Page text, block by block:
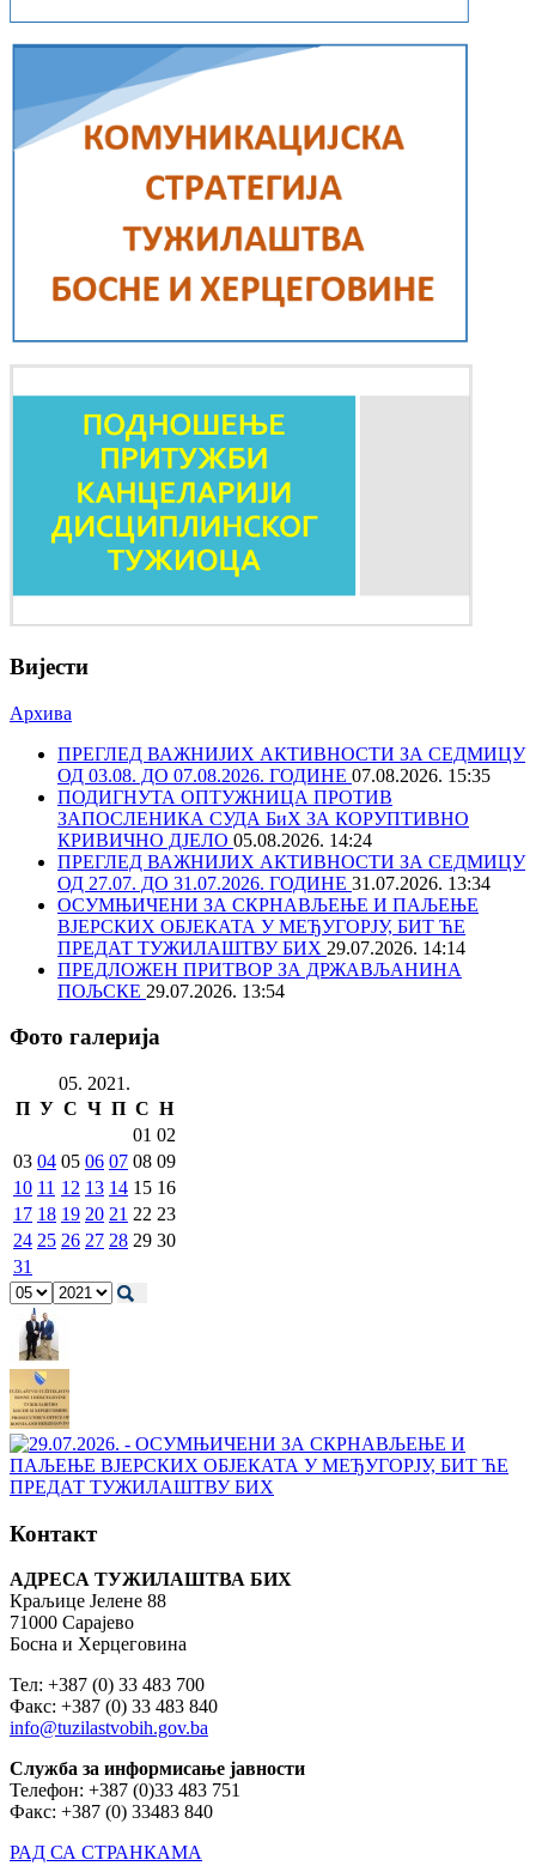
Вијести
Архива
ПРЕГЛЕД ВАЖНИЈИХ АКТИВНОСТИ ЗА СЕДМИЦУ
ОД 03.08. ДО 07.08.2026. ГОДИНЕ 07.08.2026. 15:35
ПОДИГНУТА ОПТУЖНИЦА ПРОТИВ
ЗАПОСЛЕНИКА СУДА БиХ ЗА КОРУПТИВНО
КРИВИЧНО ДЈЕЛО 05.08.2026. 14:24
ПРЕГЛЕД ВАЖНИЈИХ АКТИВНОСТИ ЗА СЕДМИЦУ
ОД 27.07. ДО 31.07.2026. ГОДИНЕ 31.07.2026. 13:34
ОСУМЊИЧЕНИ ЗА СКРНАВЉЕЊЕ И ПАЉЕЊЕ
ВЈЕРСКИХ ОБЈЕКАТА У МЕЂУГОРЈУ, БИТ ЋЕ
ПРЕДАТ ТУЖИЛАШТВУ БИХ 29.07.2026. 14:14
ПРЕДЛОЖЕН ПРИТВОР ЗА ДРЖАВЉАНИНА
ПОЉСКЕ 29.07.2026. 13:54
Фото галерија
05. 2021.
П У С Ч П С Н
01 02
03 04 05 06 07 08 09
10 11 12 13 14 15 16
17 18 19 20 21 22 23
24 25 26 27 28 29 30
31
Контакт
АДРЕСА ТУЖИЛАШТВА БИХ
Краљице Јелене 88
71000 Сарајево
Босна и Херцеговина
Тел: +387 (0) 33 483 700
Факс: +387 (0) 33 483 840
info@tuzilastvobih.gov.ba
Служба за информисање јавности
Телефон: +387 (0)33 483 751
Факс: +387 (0) 33483 840
РАД СА СТРАНКАМА